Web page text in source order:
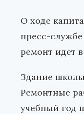
О ходе
пресс-
ремонт идет
Здание школы
Ремонтные
учебный год